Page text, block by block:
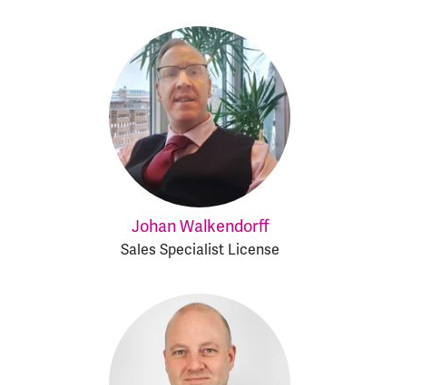
Johan Walkendorff
Sales Specialist License